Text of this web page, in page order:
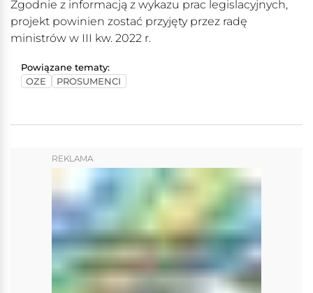
Zgodnie z informacją z wykazu prac legislacyjnych,
projekt powinien zostać przyjęty przez radę
ministrów w III kw. 2022 r.
Powiązane tematy:
OZE
PROSUMENCI
REKLAMA